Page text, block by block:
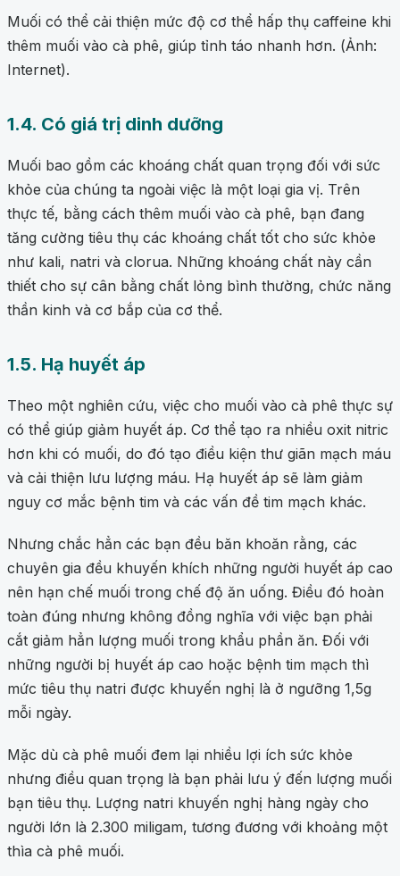
Muối có thể cải thiện mức độ cơ thể hấp thụ caffeine khi
thêm muối vào cà phê, giúp tỉnh táo nhanh hơn. (Ảnh:
Internet).
1.4. Có giá trị dinh dưỡng
Muối bao gồm các khoáng chất quan trọng đối với sức
khỏe của chúng ta ngoài việc là một loại gia vị. Trên
thực tế, bằng cách thêm muối vào cà phê, bạn đang
tăng cường tiêu thụ các khoáng chất tốt cho sức khỏe
như kali, natri và clorua. Những khoáng chất này cần
thiết cho sự cân bằng chất lỏng bình thường, chức năng
thần kinh và cơ bắp của cơ thể.
1.5. Hạ huyết áp
Theo một nghiên cứu, việc cho muối vào cà phê thực sự
có thể giúp giảm huyết áp. Cơ thể tạo ra nhiều oxit nitric
hơn khi có muối, do đó tạo điều kiện thư giãn mạch máu
và cải thiện lưu lượng máu. Hạ huyết áp sẽ làm giảm
nguy cơ mắc bệnh tim và các vấn đề tim mạch khác.
Nhưng chắc hẳn các bạn đều băn khoăn rằng, các
chuyên gia đều khuyến khích những người huyết áp cao
nên hạn chế muối trong chế độ ăn uống. Điều đó hoàn
toàn đúng nhưng không đồng nghĩa với việc bạn phải
cắt giảm hẳn lượng muối trong khẩu phần ăn. Đối với
những người bị huyết áp cao hoặc bệnh tim mạch thì
mức tiêu thụ natri được khuyến nghị là ở ngưỡng 1,5g
mỗi ngày.
Mặc dù cà phê muối đem lại nhiều lợi ích sức khỏe
nhưng điều quan trọng là bạn phải lưu ý đến lượng muối
bạn tiêu thụ. Lượng natri khuyến nghị hàng ngày cho
người lớn là 2.300 miligam, tương đương với khoảng một
thìa cà phê muối.